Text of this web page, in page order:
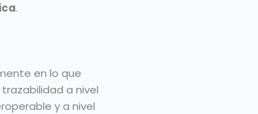
.
en lo que
a nivel
y a nivel